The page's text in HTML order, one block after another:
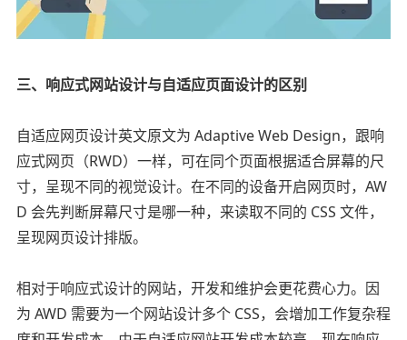
三、响应式网站设计与自适应页面设计的区别
自适应网页设计英文原文为 Adaptive Web Design，跟响
应式网页（RWD）一样，可在同个页面根据适合屏幕的尺
寸，呈现不同的视觉设计。在不同的设备开启网页时，AW
D 会先判断屏幕尺寸是哪一种，来读取不同的 CSS 文件，
呈现网页设计排版。
相对于响应式设计的网站，开发和维护会更花费心力。因
为 AWD 需要为一个网站设计多个 CSS，会增加工作复杂程